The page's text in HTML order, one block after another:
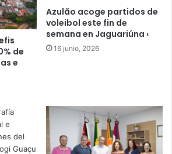
de
e
Azulão acoge partidos de
voleibol este fin de
semana en Jaguariúna ‹
16 junio, 2026